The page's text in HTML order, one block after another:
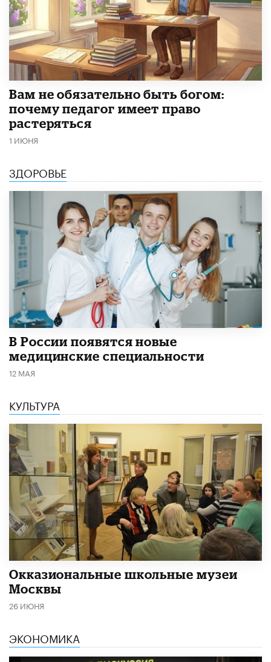
​Вам не обязательно быть богом:
почему педагог имеет право
растеряться
1 ИЮНЯ
ЗДОРОВЬЕ
В России появятся новые
медицинские специальности
12 МАЯ
КУЛЬТУРА
​Окказиональные школьные музеи
Москвы
26 ИЮНЯ
ЭКОНОМИКА